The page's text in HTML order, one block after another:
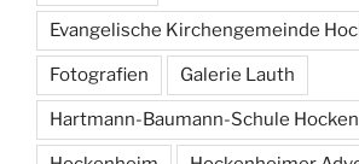
Evangelische Kirchengemeinde
Fotografien Galerie Lauth
Hartmann-Baumann-Schule